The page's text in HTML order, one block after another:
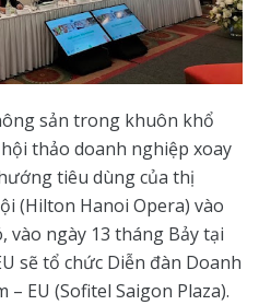
sản trong khuôn khổ
thảo doanh nghiệp xoay
tiêu dùng của thị
(Hilton Hanoi Opera) vào
vào ngày 13 tháng Bảy tại
sẽ tổ chức Diễn đàn Doanh
EU (Sofitel Saigon Plaza).